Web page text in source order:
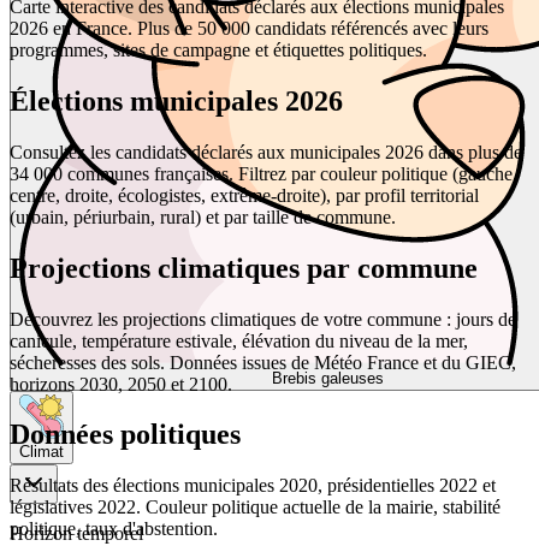
Brebis galeuses
Climat
Horizon temporel
Carte interactive des candidats déclarés aux élections municipales
2026 en France. Plus de 50 000 candidats référencés avec leurs
programmes, sites de campagne et étiquettes politiques.
Élections municipales 2026
Consultez les candidats déclarés aux municipales 2026 dans plus de
34 000 communes françaises. Filtrez par couleur politique (gauche,
centre, droite, écologistes, extrême-droite), par profil territorial
(urbain, périurbain, rural) et par taille de commune.
Projections climatiques par commune
Découvrez les projections climatiques de votre commune : jours de
canicule, température estivale, élévation du niveau de la mer,
sécheresses des sols. Données issues de Météo France et du GIEC,
horizons 2030, 2050 et 2100.
Données politiques
Résultats des élections municipales 2020, présidentielles 2022 et
législatives 2022. Couleur politique actuelle de la mairie, stabilité
politique, taux d'abstention.